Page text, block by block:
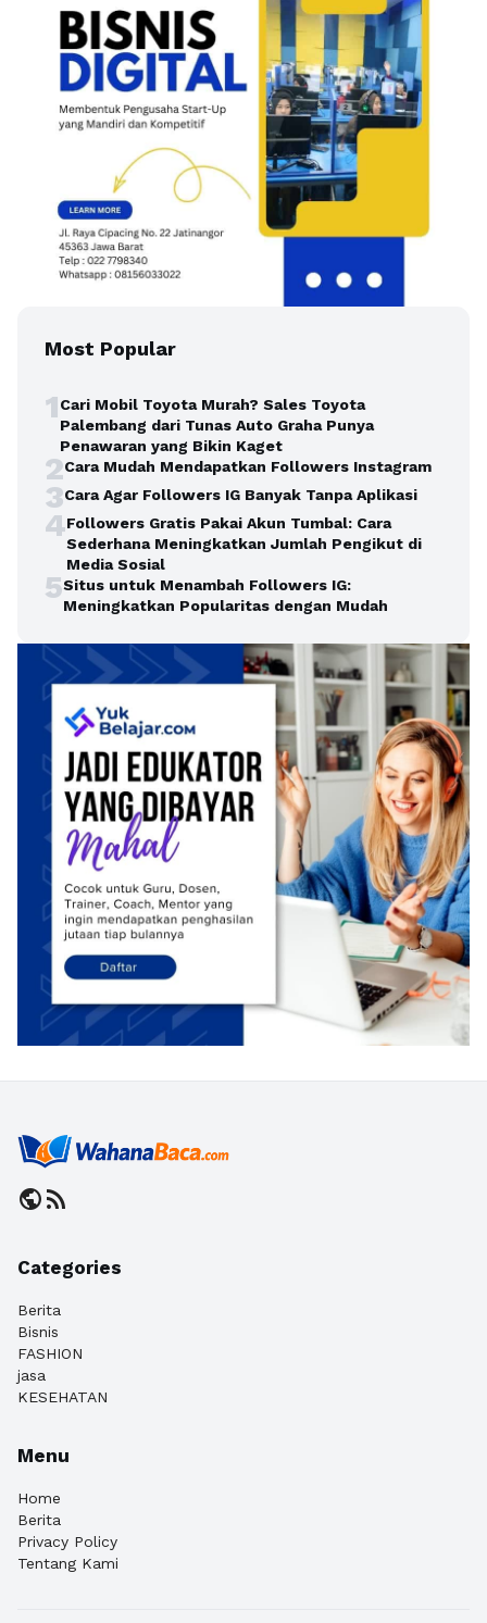
Most Popular
1Cari Mobil Toyota Murah? Sales Toyota
Palembang dari Tunas Auto Graha Punya
Penawaran yang Bikin Kaget
2Cara Mudah Mendapatkan Followers Instagram
3Cara Agar Followers IG Banyak Tanpa Aplikasi
4Followers Gratis Pakai Akun Tumbal: Cara
Sederhana Meningkatkan Jumlah Pengikut di
Media Sosial
5Situs untuk Menambah Followers IG:
Meningkatkan Popularitas dengan Mudah
publicrss_feed
Categories
Berita
Bisnis
FASHION
jasa
KESEHATAN
Menu
Home
Berita
Privacy Policy
Tentang Kami